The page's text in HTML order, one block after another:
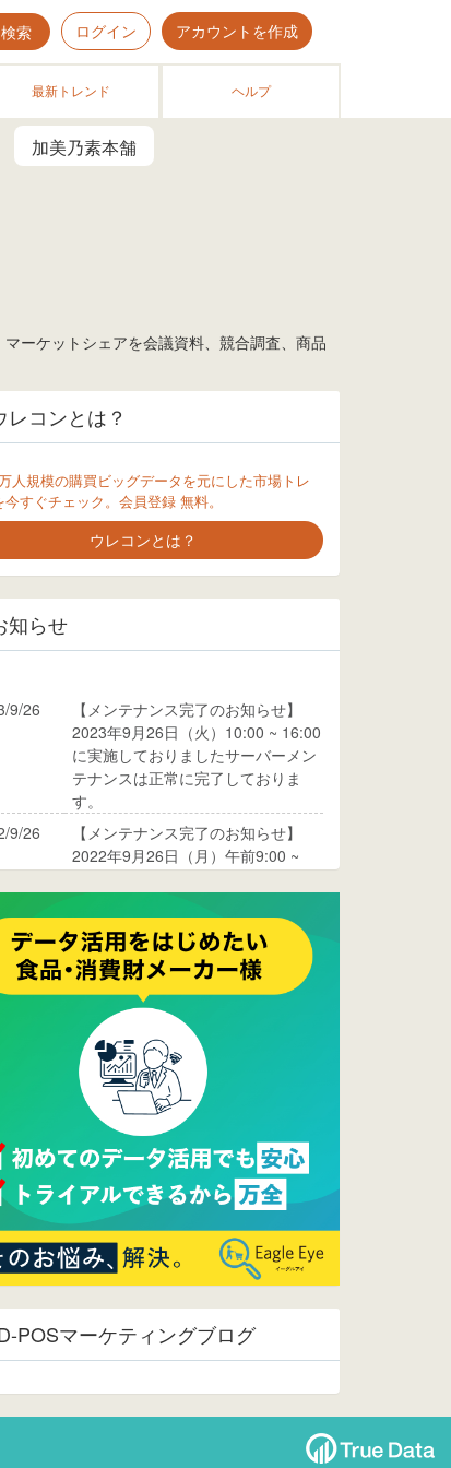
検索 ログイン アカウントを作成
最新トレンド ヘルプ
加美乃素本舗
ーケットシェアを会議資料、競合調査、商品
レコンとは？
人規模の購買ビッグデータを元にした市場トレ
今すぐチェック。会員登録 無料。
ウレコンとは？
知らせ
9/26
【メンテナンス完了のお知らせ】
2023年9月26日（火）10:00 ~ 16:00
に実施しておりましたサーバーメン
テナンスは正常に完了しておりま
す。
9/26
【メンテナンス完了のお知らせ】
2022年9月26日（月）午前9:00 ~
ります。
05/17
ウレコンでブログ掲載が始まりまし
た。ぜひご覧ください。
ウレコンのサイト機能を大幅バージ
ョンアップ。詳細はこちら。⇒
ページへ
ウレコンが機能拡充し、サイトリニ
ューアルしました。⇒
Facebook
04/30
Facebookページを開設しました。
詳細はこちら。
04/20
ウレコンサイトリリースしました。
POSマーケティングブログ